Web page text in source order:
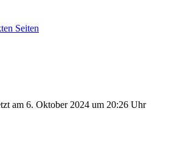
Seiten
am 6. Oktober 2024 um 20:26 Uhr